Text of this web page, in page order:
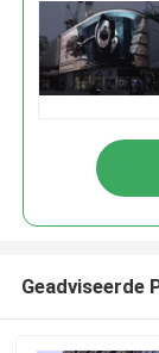
Geadviseerde